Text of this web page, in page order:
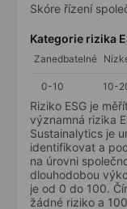
Skóre řízení
Kategorie rizika
Zanedbatelné
0-10
10-
Riziko ESG je
významná rizika
Sustainalytics je
identifikovat a
na úrovni
dlouhodobou
je od 0 do 100.
žádné riziko a